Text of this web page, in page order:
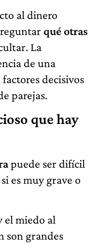
al dinero
qué otras
La
de una
decisivos
parejas.
que hay
puede ser difícil
es muy grave o
el miedo al
son grandes